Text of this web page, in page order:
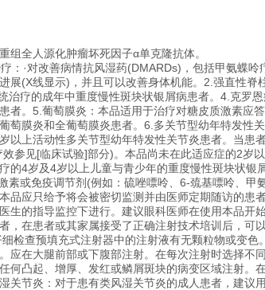
组全人源化肿瘤坏死因子α单克隆抗体。
：·对改善病情抗风湿药(DMARDs)，包括甲氨蝶
展(X线显示)，并且可以改善身体机能。2.强直性脊
疗的成年中重度慢性斑块状银屑病患者。4.克罗
。5.葡萄膜炎：本品适用于治疗对糖皮质激素应
膜炎和全葡萄膜炎患者。6.多关节型幼年特发性
上活动性多关节型幼年特发性关节炎患者。当患
参见[临床试验]部分)。本品尚未在此适应症的2岁
4岁及4岁以上儿童与青少年的重度慢性斑块状银
或免疫调节剂(例如：硫唑嘌呤、6-巯基嘌呤、甲
应只给予将会被密切监测并由医师定期随访的患者
生的指导监控下进行。建议眼科医师在使用本品开
，在患者或其家属接受了正确注射技术培训后，可
检查预填充式注射器中的注射液有无颗粒物或变色
在大腿前部或下腹部注射。在每次注射时选择不
凸起、增厚、发红或鳞屑斑块的病变区域注射。
节炎：对于患有类风湿关节炎的成人患者，建议